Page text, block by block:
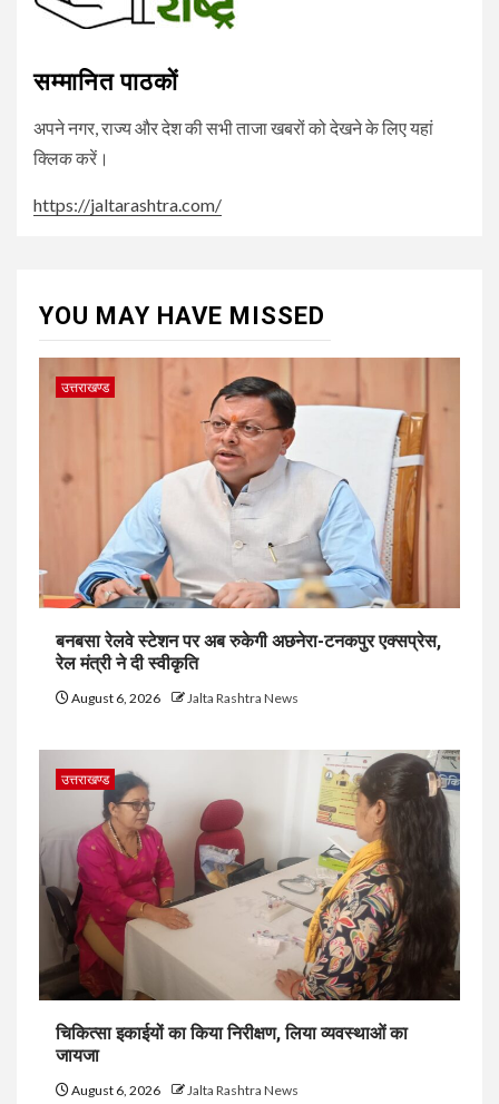
सम्मानित पाठकों
अपने नगर, राज्य और देश की सभी ताजा खबरों को देखने के लिए यहां
क्लिक करें।
https://jaltarashtra.com/
YOU MAY HAVE MISSED
उत्तराखण्ड
बनबसा रेलवे स्टेशन पर अब रुकेगी अछनेरा-टनकपुर एक्सप्रेस,
रेल मंत्री ने दी स्वीकृति
August 6, 2026 Jalta Rashtra News
उत्तराखण्ड
चिकित्सा इकाईयों का किया निरीक्षण, लिया व्यवस्थाओं का
जायजा
August 6, 2026 Jalta Rashtra News